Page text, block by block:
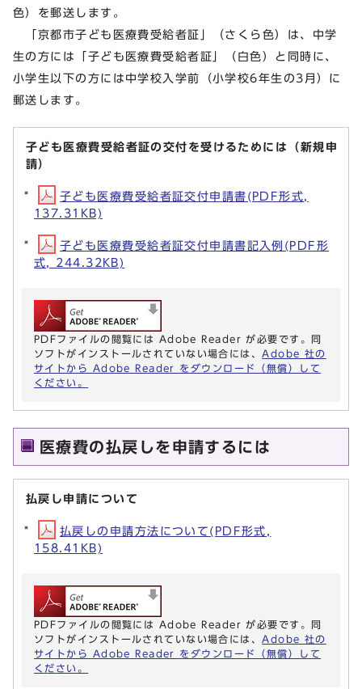
色）を郵送します。
「京都市子ども医療費受給者証」（さくら色）は、中学
生の方には「子ども医療費受給者証」（白色）と同時に、
小学生以下の方には中学校入学前（小学校6年生の3月）に
郵送します。
子ども医療費受給者証の交付を受けるためには（新規申
請）
子ども医療費受給者証交付申請書(PDF形式,
137.31KB)
子ども医療費受給者証交付申請書記入例(PDF形
式, 244.32KB)
PDFファイルの閲覧には Adobe Reader が必要です。同
ソフトがインストールされていない場合には、 Adobe 社の
サイトから Adobe Reader をダウンロード（無償）して
ください。
医療費の払戻しを申請するには
払戻し申請について
払戻しの申請方法について(PDF形式,
158.41KB)
PDFファイルの閲覧には Adobe Reader が必要です。同
ソフトがインストールされていない場合には、 Adobe 社の
サイトから Adobe Reader をダウンロード（無償）して
ください。